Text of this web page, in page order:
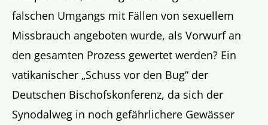
falschen Umgangs mit Fällen von sexuellem
Missbrauch angeboten wurde, als Vorwurf an
den gesamten Prozess gewertet werden? Ein
vatikanischer „Schuss vor den Bug“ der
Deutschen Bischofskonferenz, da sich der
Synodalweg in noch gefährlichere Gewässer